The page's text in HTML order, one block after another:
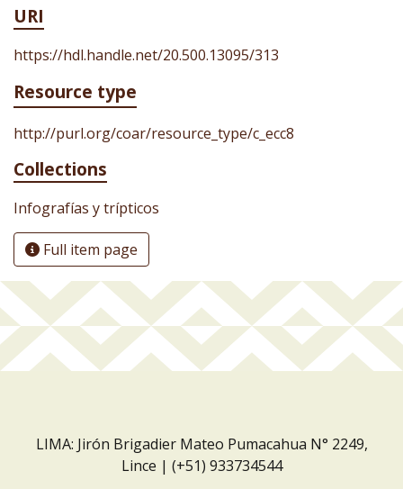
URI
https://hdl.handle.net/20.500.13095/313
Resource type
http://purl.org/coar/resource_type/c_ecc8
Collections
Infografías y trípticos
Full item page
LIMA: Jirón Brigadier Mateo Pumacahua N° 2249,
Lince | (+51) 933734544